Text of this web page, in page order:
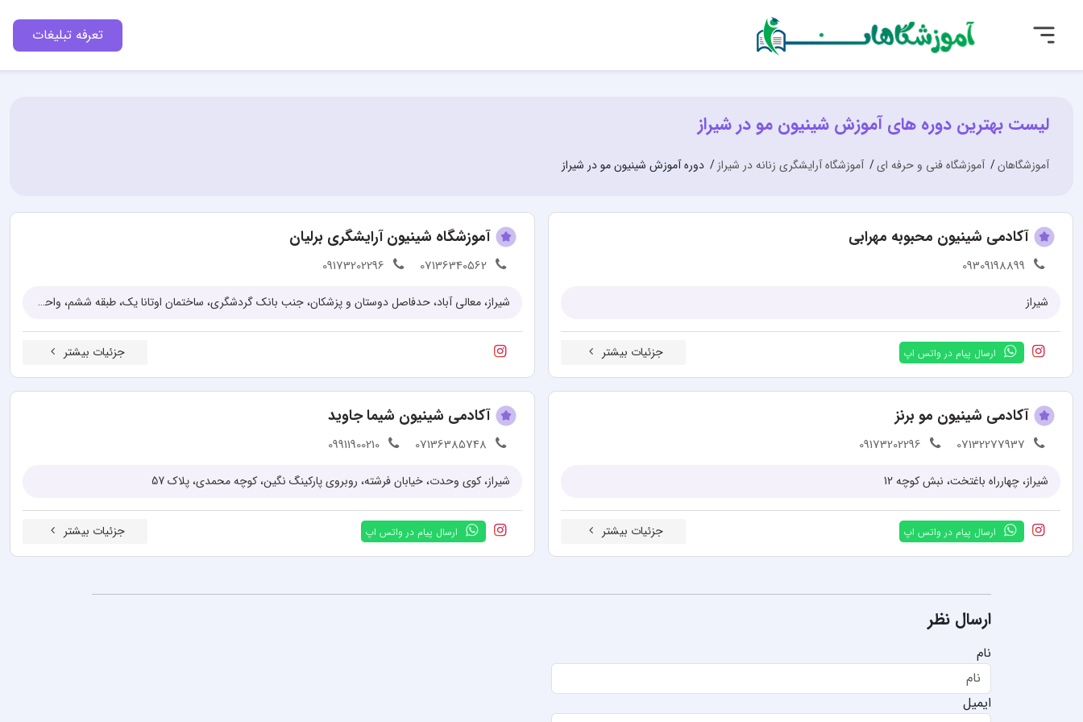
تعرفه تبلیغات
لیست بهترین دوره های آموزش شینیون مو در شیراز
آموزشگاهان آموزشگاه فنی و حرفه ای آموزشگاه آرایشگری زنانه در شیراز دوره آموزش شینیون مو در شیراز
آکادمی شینیون محبوبه مهرابی
09309198899
شیراز
ارسال پیام در واتس اپ جزئیات بیشتر
آموزشگاه شینیون آرایشگری برلیان
07136340562
09173202296
شیراز، معالی آباد، حدفاصل دوستان و پزشکان، جنب بانک گردشگری، ساختمان اوتانا یک، طبقه ششم، واحد 604
جزئیات بیشتر
آکادمی شینیون مو برنز
07132277937
09173202296
شیراز، چهارراه باغتخت، نبش کوچه 12
ارسال پیام در واتس اپ جزئیات بیشتر
آکادمی شینیون شیما جاوید
07136385748
09911900210
شیراز، کوی وحدت، خیابان فرشته، روبروی پارکینگ نگین، کوچه محمدی، پلاک 57
ارسال پیام در واتس اپ جزئیات بیشتر
ارسال نظر
نام
ایمیل